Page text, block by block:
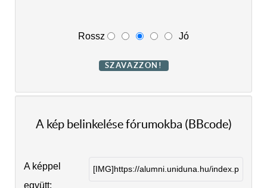
Rossz Jó
A kép belinkelése fórumokba (BBcode)
A képpel
együtt: